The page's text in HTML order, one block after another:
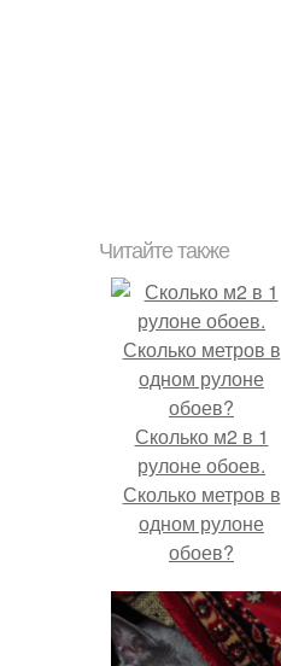
Читайте также
Сколько м2 в 1
рулоне обоев.
Сколько метров в
одном рулоне
обоев?